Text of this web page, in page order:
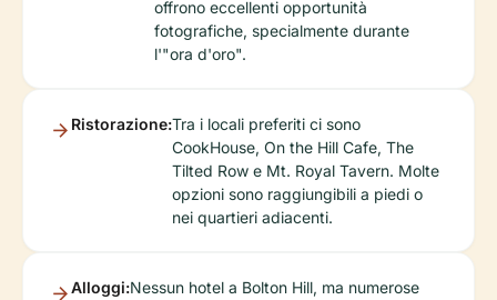
offrono eccellenti opportunità
fotografiche, specialmente durante
l'"ora d'oro".
Ristorazione:Tra i locali preferiti ci sono
CookHouse, On the Hill Cafe, The
Tilted Row e Mt. Royal Tavern. Molte
opzioni sono raggiungibili a piedi o
nei quartieri adiacenti.
Alloggi:Nessun hotel a Bolton Hill, ma numerose